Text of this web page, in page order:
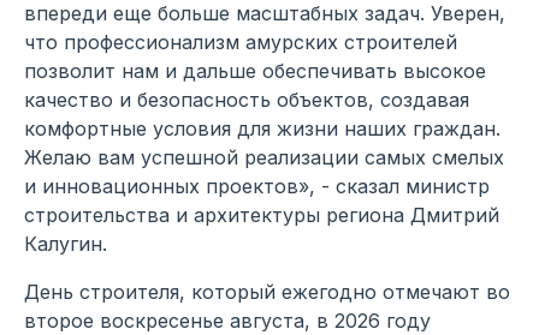
впереди еще больше масштабных задач. Уверен,
что профессионализм амурских строителей
позволит нам и дальше обеспечивать высокое
качество и безопасность объектов, создавая
комфортные условия для жизни наших граждан.
Желаю вам успешной реализации самых смелых
и инновационных проектов», - сказал министр
строительства и архитектуры региона Дмитрий
Калугин.
День строителя, который ежегодно отмечают во
второе воскресенье августа, в 2026 году